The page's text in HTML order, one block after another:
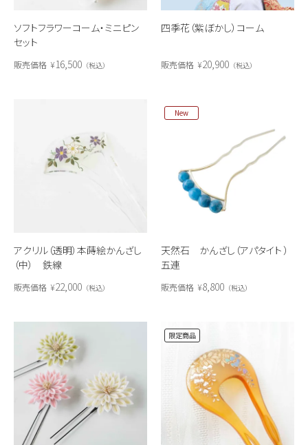
ソフトフラワーコーム・ミニピン
セット
販売価格 ¥16,500 税込
四季花（紫ぼかし）コーム
販売価格 ¥20,900 税込
アクリル（透明）本蒔絵かんざし
（中） 鉄線
販売価格 ¥22,000 税込
天然石 かんざし（アパタイト ）
五連
New
販売価格 ¥8,800 税込
限定商品